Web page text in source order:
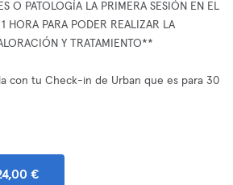
O PATOLOGÍA LA PRIMERA SESIÓN EN EL
HORA PARA PODER REALIZAR LA
Y TRATAMIENTO**
con tu Check-in de Urban que es para 30
€